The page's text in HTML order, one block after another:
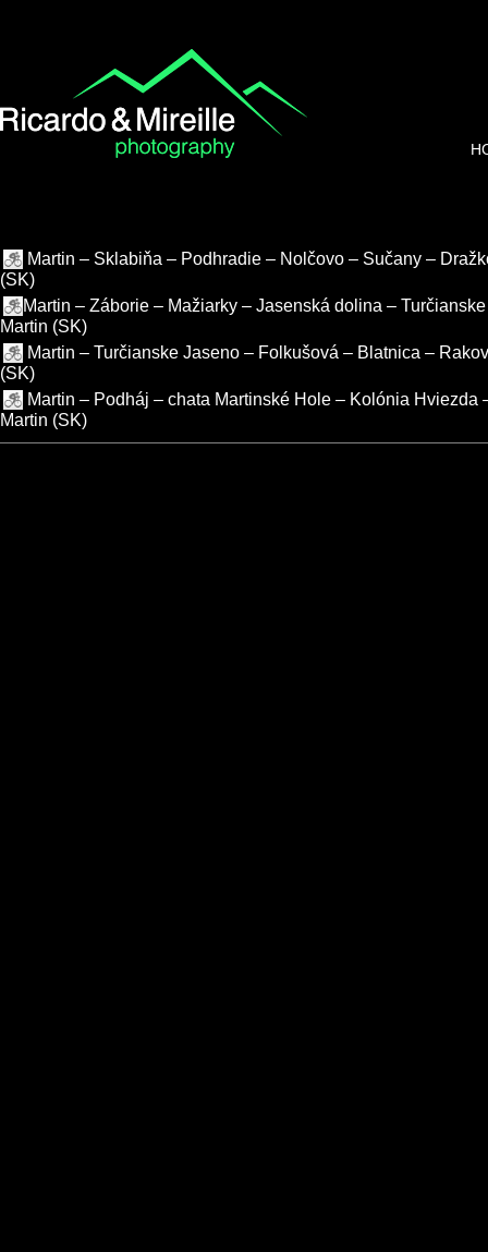
Martin – Sklabiňa – Podhradie – Nolčovo – Sučany –
(SK)
Martin – Záborie – Mažiarky – Jasenská dolina –
Martin (SK)
Martin – Turčianske Jaseno – Folkušová – Blatnica –
(SK)
Martin – Podháj – chata Martinské Hole – Kolónia Hviezda
Martin (SK)